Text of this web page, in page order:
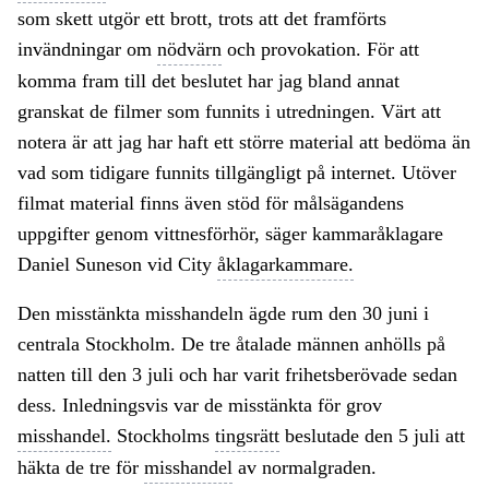
som skett utgör ett brott, trots att det framförts
invändningar om nödvärn och provokation. För att
komma fram till det beslutet har jag bland annat
granskat de filmer som funnits i utredningen. Värt att
notera är att jag har haft ett större material att bedöma än
vad som tidigare funnits tillgängligt på internet. Utöver
filmat material finns även stöd för målsägandens
uppgifter genom vittnesförhör, säger kammaråklagare
Daniel Suneson vid City åklagarkammare.
Den misstänkta misshandeln ägde rum den 30 juni i
centrala Stockholm. De tre åtalade männen anhölls på
natten till den 3 juli och har varit frihetsberövade sedan
dess. Inledningsvis var de misstänkta för grov
misshandel. Stockholms tingsrätt beslutade den 5 juli att
häkta de tre för misshandel av normalgraden.